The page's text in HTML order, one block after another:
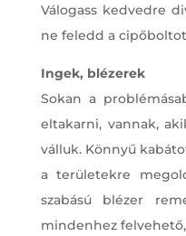
Válogass kedvedre
ne feledd a
Ingek, blézerek
Sokan a
eltakarni, vannak,
válluk. Könnyű
a területekre
szabású blézer
mindenhez